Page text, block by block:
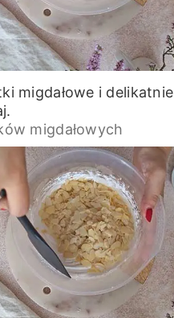
migdałowe i delikatnie
migdałowych